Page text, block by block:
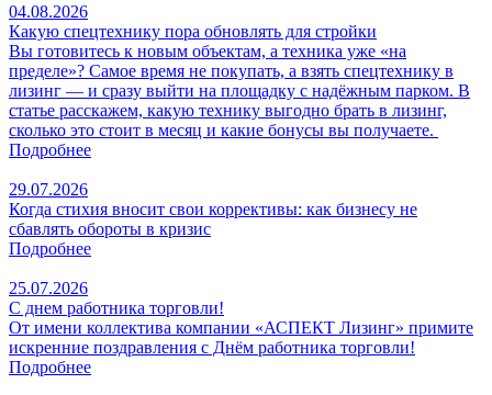
04.08.2026
Какую спецтехнику пора обновлять для стройки
Вы готовитесь к новым объектам, а техника уже «на
пределе»? Самое время не покупать, а взять спецтехнику в
лизинг — и сразу выйти на площадку с надёжным парком. В
статье расскажем, какую технику выгодно брать в лизинг,
сколько это стоит в месяц и какие бонусы вы получаете.
Подробнее
29.07.2026
Когда стихия вносит свои коррективы: как бизнесу не
сбавлять обороты в кризис
Подробнее
25.07.2026
С днем работника торговли!
От имени коллектива компании «АСПЕКТ Лизинг» примите
искренние поздравления с Днём работника торговли!
Подробнее